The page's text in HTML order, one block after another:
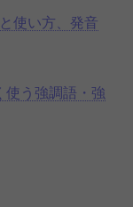
使い方、発音
使う強調語・強